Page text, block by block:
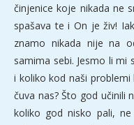
činjenice koje nikada ne
spašava te i On je živ!
znamo nikada nije na
samima sebi. Jesmo li mi
i koliko kod naši problemi
čuva nas? Što god učinili
koliko god nisko pali,